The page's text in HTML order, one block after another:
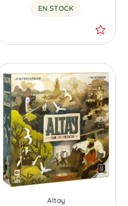
EN STOCK
Altay